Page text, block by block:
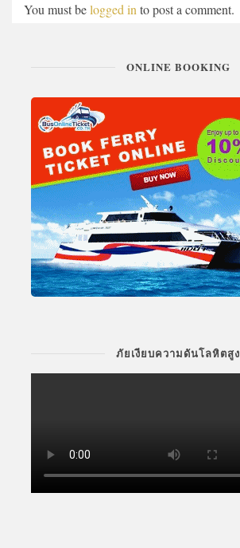
You must belogged in to post a comment.
ONLINE BOOKING
ภัยเงียบความดันโลหิตสูง